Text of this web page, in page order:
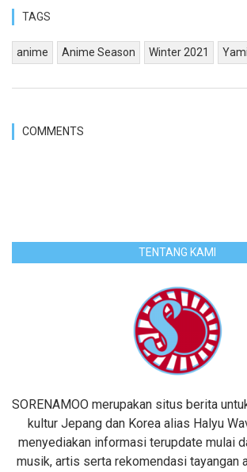
TAGS
anime Anime Season Winter 2021
COMMENTS
TENTANG KAMI
SORENAMOO merupakan situs berita
kultur Jepang dan Korea alias Halyu
menyediakan informasi terupdate mulai
musik, artis serta rekomendasi tayangan